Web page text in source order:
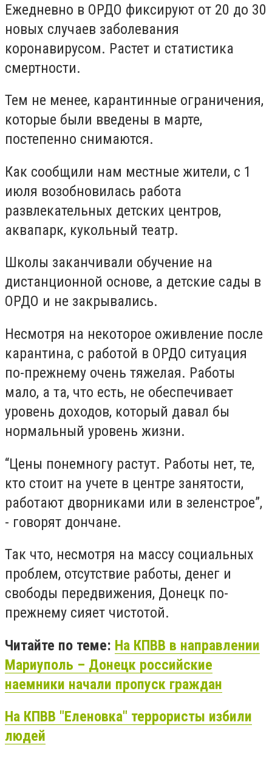
Ежедневно в ОРДО фиксируют от 20 до 30
новых случаев заболевания
коронавирусом. Растет и статистика
смертности.
Тем не менее, карантинные ограничения,
которые были введены в марте,
постепенно снимаются.
Как сообщили нам местные жители, с 1
июля возобновилась работа
развлекательных детских центров,
аквапарк, кукольный театр.
Школы заканчивали обучение на
дистанционной основе, а детские сады в
ОРДО и не закрывались.
Несмотря на некоторое оживление после
карантина, с работой в ОРДО ситуация
по-прежнему очень тяжелая. Работы
мало, а та, что есть, не обеспечивает
уровень доходов, который давал бы
нормальный уровень жизни.
“Цены понемногу растут. Работы нет, те,
кто стоит на учете в центре занятости,
работают дворниками или в зеленстрое”,
- говорят дончане.
Так что, несмотря на массу социальных
проблем, отсутствие работы, денег и
свободы передвижения, Донецк по-
прежнему сияет чистотой.
Читайте по теме: На КПВВ в направлении
Мариуполь – Донецк российские
наемники начали пропуск граждан
На КПВВ "Еленовка" террористы избили
людей